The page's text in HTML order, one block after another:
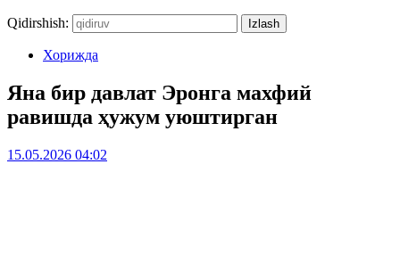
Qidirshish:
Хорижда
Яна бир давлат Эронга махфий
равишда ҳужум уюштирган
15.05.2026 04:02